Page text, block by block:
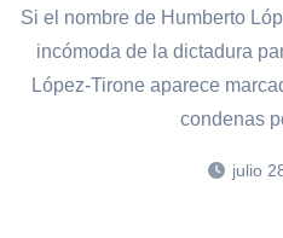
Si el nombre de Humberto
incómoda de la dictadura
López-Tirone aparece
condenas
julio